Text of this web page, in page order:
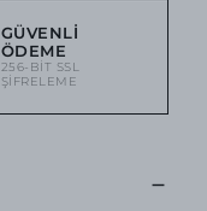
GÜVENLI
ÖDEME
256-BIT SSL
ŞIFRELEME